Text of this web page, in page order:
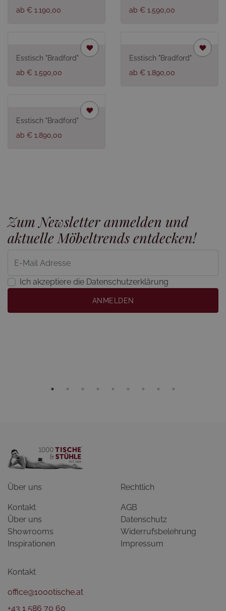
ab € 1.190,00
ab € 1.590,00
Esstisch "Bradford"
ab € 1.590,00
Esstisch "Bradford"
ab € 1.890,00
Esstisch "Bradford"
ab € 1.890,00
Zum Newsletter anmelden und
aktuelle Möbeltrends entdecken!
Ich akzeptiere die Datenschutzerklärung
ANMELDEN
Über uns
Kontakt
Über uns
Showrooms
Inspirationen
Rechtlich
AGB
Datenschutz
Widerrufsbelehrung
Impressum
Kontakt
office@1000tische.at
+43 1 586 70 60